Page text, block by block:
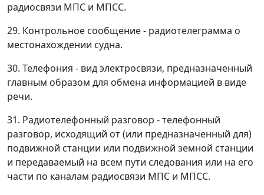
радиосвязи МПС и МПСС.
29. Контрольное сообщение - радиотелеграмма о
местонахождении судна.
30. Телефония - вид электросвязи, предназначенный
главным образом для обмена информацией в виде
речи.
31. Радиотелефонный разговор - телефонный
разговор, исходящий от (или предназначенный для)
подвижной станции или подвижной земной станции
и передаваемый на всем пути следования или на его
части по каналам радиосвязи МПС и МПСС.